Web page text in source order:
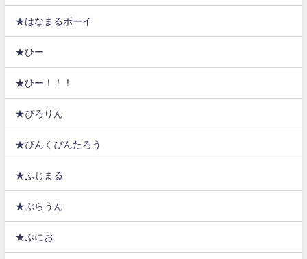
★はなまるボーイ
★ひー
★ひー！！！
★ぴろりん
★ぴんくぴんたろう
★ふじまる
★ぶらうん
★ぷにお